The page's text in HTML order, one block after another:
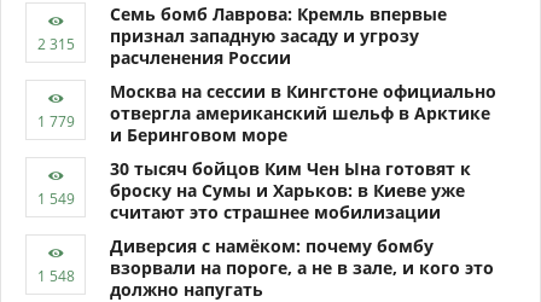
Семь бомб Лаврова: Кремль впервые
признал западную засаду и угрозу
расчленения России
Москва на сессии в Кингстоне официально
отвергла американский шельф в Арктике
и Беринговом море
30 тысяч бойцов Ким Чен Ына готовят к
броску на Сумы и Харьков: в Киеве уже
считают это страшнее мобилизации
Диверсия с намёком: почему бомбу
взорвали на пороге, а не в зале, и кого это
должно напугать